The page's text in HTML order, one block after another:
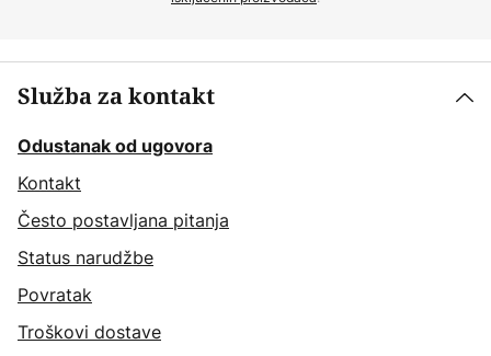
Služba za kontakt
Odustanak od ugovora
Kontakt
Često postavljana pitanja
Status narudžbe
Povratak
Troškovi dostave